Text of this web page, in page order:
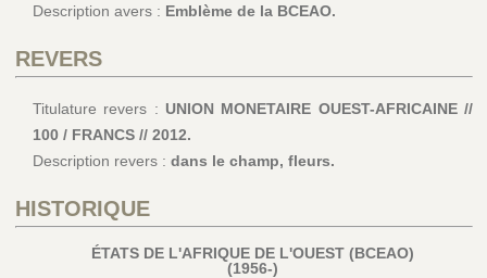
Description avers : Emblème de la BCEAO.
REVERS
Titulature revers : UNION MONETAIRE OUEST-AFRICAINE //
100 / FRANCS // 2012.
Description revers : dans le champ, fleurs.
HISTORIQUE
ÉTATS DE L'AFRIQUE DE L'OUEST (BCEAO)
(1956-)